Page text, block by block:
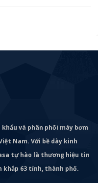
khẩu và phân phối máy bơm
Nam. Với bề dày kinh
tự hào là thương hiệu tin
khắp 63 tỉnh, thành phố.